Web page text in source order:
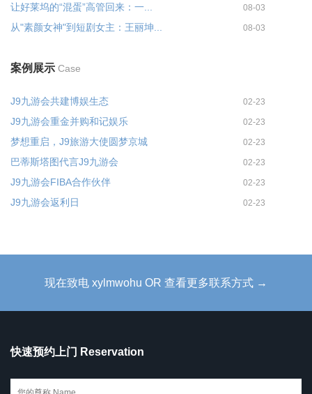
让好莱坞的“混蛋”高管回来：一... 08-03
从"素颜女神"到短剧女主：王丽坤... 08-03
案例展示 Case
J9九游会共建博娱生态 02-23
J9九游会重金并购和记娱乐 02-23
梦想重启，J9旅游大使圆梦京城 02-23
巴蒂斯塔图代言J9九游会 02-23
J9九游会FIBA合作伙伴 02-23
J9九游会返利日 02-23
现在致电 xylmwohu OR 查看更多联系方式 →
快速预约上门 Reservation